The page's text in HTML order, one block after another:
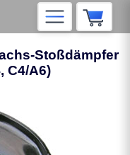
Stoßdämpfer
C4/A6)